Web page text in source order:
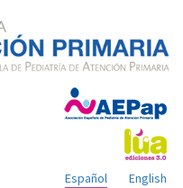
English
Español